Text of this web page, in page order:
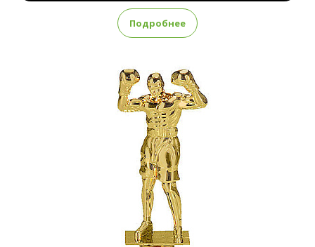
Подробнее